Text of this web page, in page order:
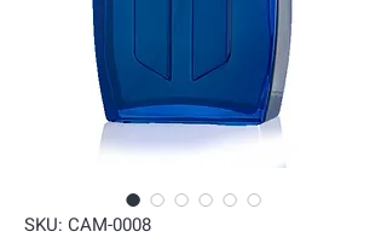
SKU: CAM-0008